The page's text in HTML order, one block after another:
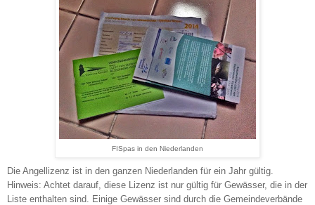
FISpas in den Niederlanden
Die Angellizenz ist in den ganzen Niederlanden für ein Jahr gültig.
Hinweis: Achtet darauf, diese Lizenz ist nur gültig für Gewässer, die in der
Liste enthalten sind. Einige Gewässer sind durch die Gemeindeverbände